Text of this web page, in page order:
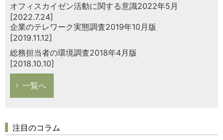
オフィスカイゼン活動に関する意識2022年5月
[2022.7.24]
企業のテレワーク実態調査2019年10月版
[2019.11.12]
総務担当者の環境調査2018年4月版
[2018.10.10]
一覧へ
注目のコラム